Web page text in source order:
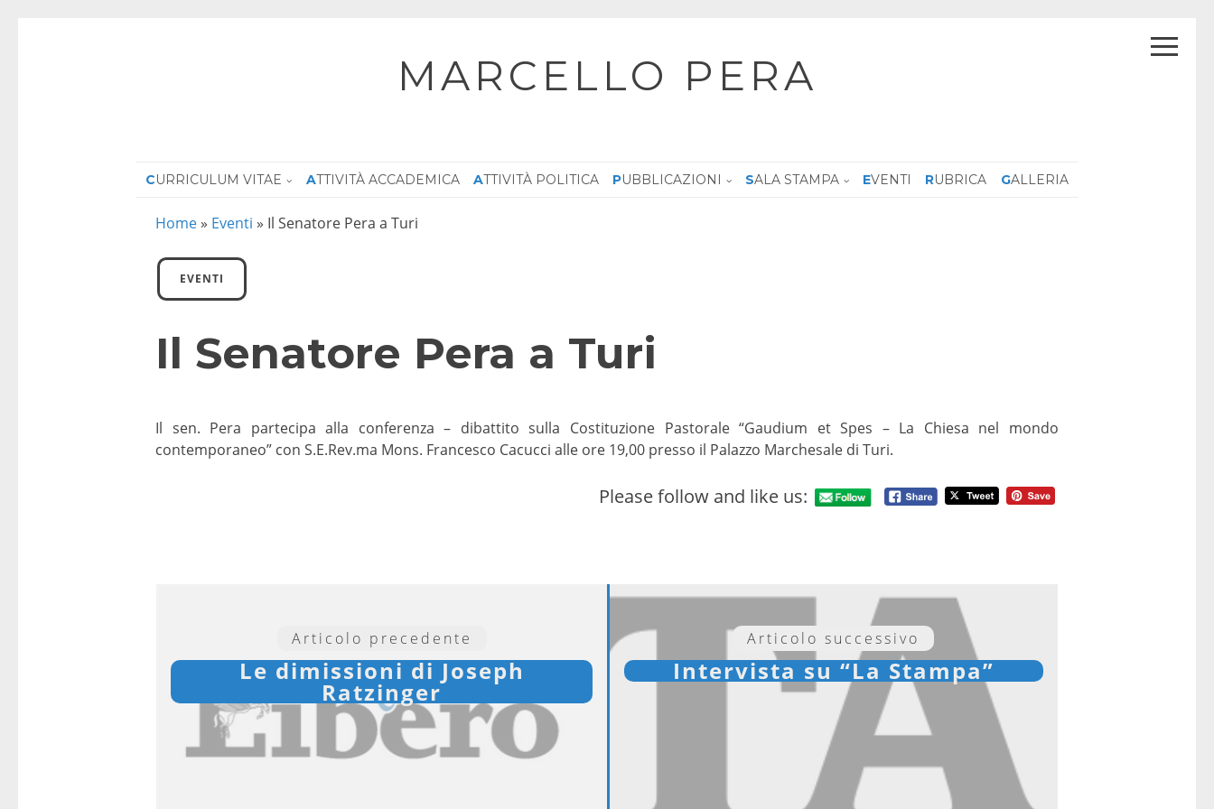
MARCELLO PERA
CURRICULUM VITAE ATTIVITÀ ACCADEMICA ATTIVITÀ POLITICA PUBBLICAZIONI SALA STAMPA EVENTI RUBRICA GALLERIA
Home » Eventi » Il Senatore Pera a Turi
EVENTI
Il Senatore Pera a Turi
Il sen. Pera partecipa alla conferenza – dibattito sulla Costituzione Pastorale “Gaudium et Spes – La Chiesa nel mondo
contemporaneo” con S.E.Rev.ma Mons. Francesco Cacucci alle ore 19,00 presso il Palazzo Marchesale di Turi.
Please follow and like us:
Articolo precedente
Le dimissioni di Joseph
Ratzinger
Articolo successivo
Intervista su “La Stampa”